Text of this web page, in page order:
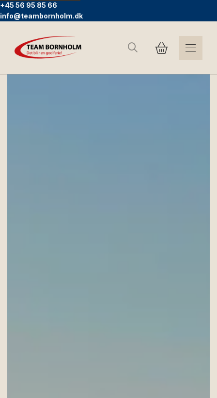
+45 56 95 85 66
info@teambornholm.dk
Suchen